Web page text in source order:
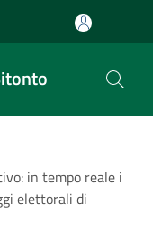
in tempo reale i
elettorali di